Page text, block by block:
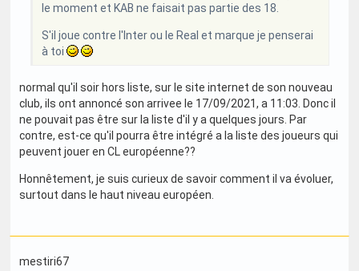
le moment et KAB ne faisait pas partie des 18.
S'il joue contre l'Inter ou le Real et marque je penserai
à toi
normal qu'il soir hors liste, sur le site internet de son nouveau
club, ils ont annoncé son arrivee le 17/09/2021, a 11:03. Donc il
ne pouvait pas être sur la liste d'il y a quelques jours. Par
contre, est-ce qu'il pourra être intégré a la liste des joueurs qui
peuvent jouer en CL européenne??
Honnêtement, je suis curieux de savoir comment il va évoluer,
surtout dans le haut niveau européen.
mestiri67